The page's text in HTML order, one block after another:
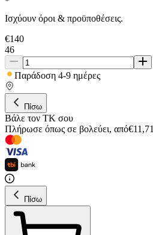
Ισχύουν όροι & προϋποθέσεις.
€140
46
Παράδοση 4-9 ημέρες
Πίσω
Βάλε τον ΤΚ σου
Πλήρωσε όπως σε βολεύει, από€11,71
Πίσω